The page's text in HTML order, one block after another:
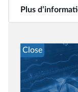
Plus
Close